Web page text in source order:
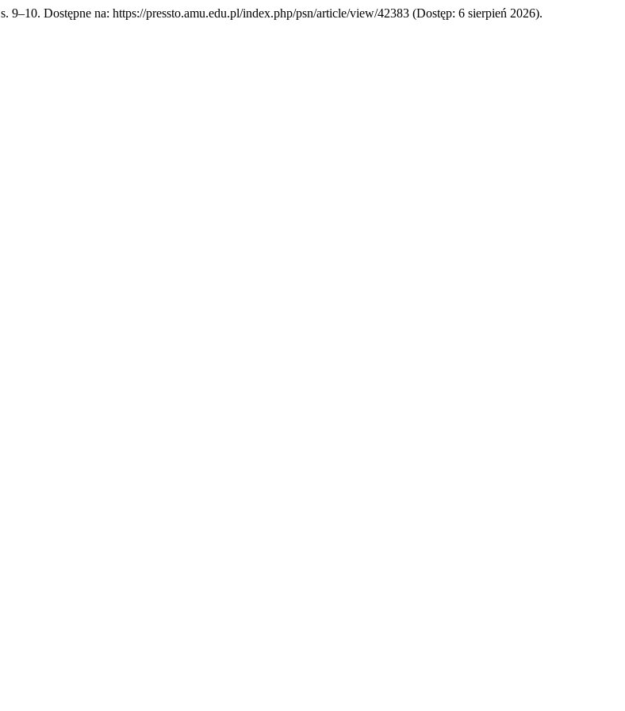
9–10. Dostępne na: https://pressto.amu.edu.pl/index.php/psn/article/view/42383 (Dostęp: 6 sierpień 2026).